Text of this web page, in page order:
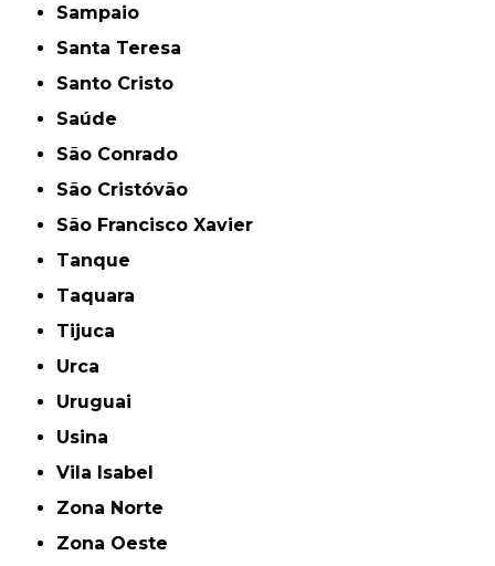
Sampaio
Santa Teresa
Santo Cristo
Saúde
São Conrado
São Cristóvão
São Francisco Xavier
Tanque
Taquara
Tijuca
Urca
Uruguai
Usina
Vila Isabel
Zona Norte
Zona Oeste